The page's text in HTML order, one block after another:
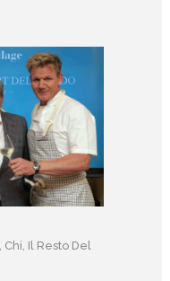
Chi Il Resto Del